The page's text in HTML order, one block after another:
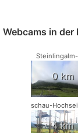
Webcams in
0 km
Aschau-
4 km